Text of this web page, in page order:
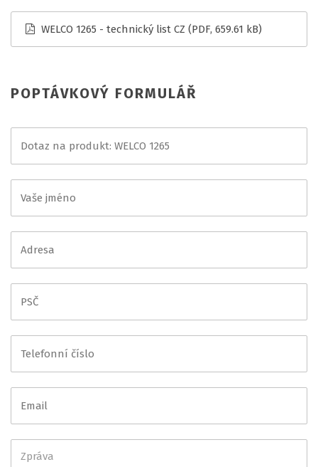
WELCO 1265 - technický list CZ (PDF, 659.61 kB)
POPTÁVKOVÝ FORMULÁŘ